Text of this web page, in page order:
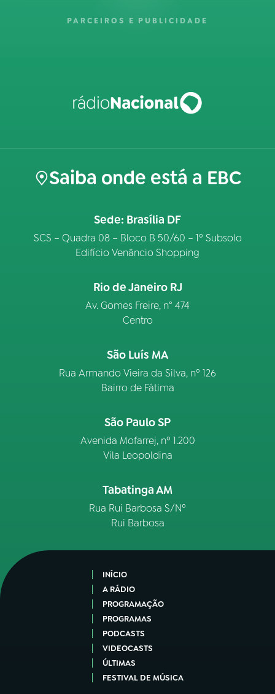
PARCEIROS E PUBLICIDADE
Saiba onde está a EBC
Sede: Brasília DF
SCS – Quadra 08 – Bloco B 50/60 – 1º Subsolo
Edifício Venâncio Shopping
Rio de Janeiro RJ
Av. Gomes Freire, n° 474
Centro
São Luís MA
Rua Armando Vieira da Silva, nº 126
Bairro de Fátima
São Paulo SP
Avenida Mofarrej, nº 1.200
Vila Leopoldina
Tabatinga AM
Rua Rui Barbosa S/Nº
Rui Barbosa
INÍCIO
A RÁDIO
PROGRAMAÇÃO
PROGRAMAS
PODCASTS
VIDEOCASTS
ÚLTIMAS
FESTIVAL DE MÚSICA